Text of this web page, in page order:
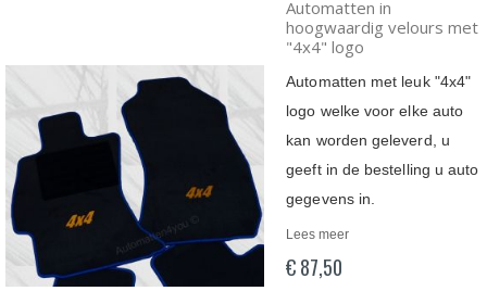
Automatten in
hoogwaardig velours met
"4x4" logo
Automatten met leuk "4x4"
logo welke voor elke auto
kan worden geleverd, u
geeft in de bestelling u auto
gegevens in.
Lees meer
€ 87,50